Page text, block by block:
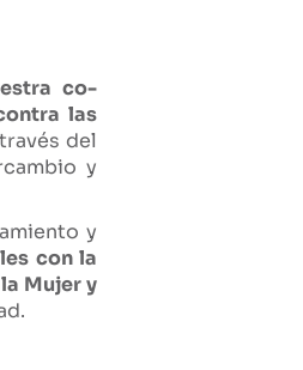
co-
las
del
y
y
con la
Mujer y